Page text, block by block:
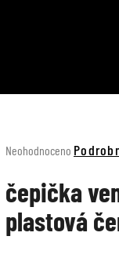
Průměrné
produktu
je
0,0
z
Neohodnoceno
čepička
plastová